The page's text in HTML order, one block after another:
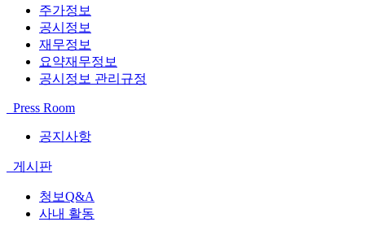
주가정보
공시정보
재무정보
요약재무정보
공시정보 관리규정
Press Room
공지사항
게시판
청보Q&A
사내 활동